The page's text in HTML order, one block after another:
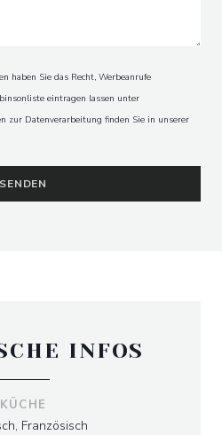
haben Sie das Recht, Werbeanrufe
eintragen lassen unter
zur Datenverarbeitung finden Sie in unserer
INFOS
KÜCHE
Französisch